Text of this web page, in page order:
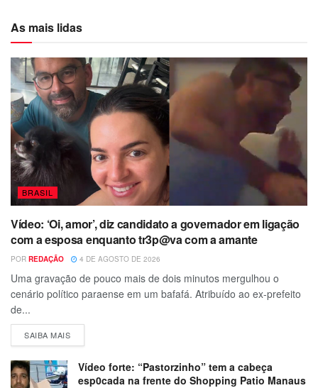
As mais lidas
BRASIL
Vídeo: ‘Oi, amor’, diz candidato a governador em ligação
com a esposa enquanto tr3p@va com a amante
POR REDAÇÃO 4 DE AGOSTO DE 2026
Uma gravação de pouco mais de dois minutos mergulhou o
cenário político paraense em um bafafá. Atribuído ao ex-prefeito
de...
SAIBA MAIS
Vídeo forte: “Pastorzinho” tem a cabeça
esp0cada na frente do Shopping Patio Manaus